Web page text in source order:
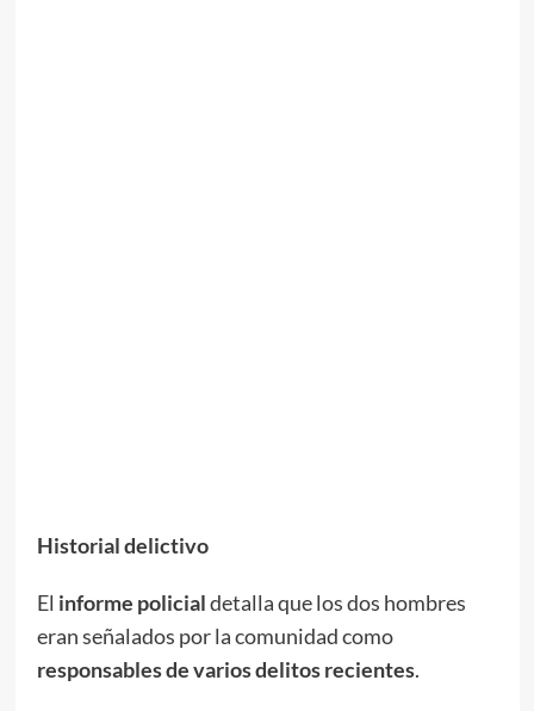
Historial delictivo
El informe policialdetalla que los dos hombres
eran señalados por la comunidad como
responsables de varios delitos recientes.